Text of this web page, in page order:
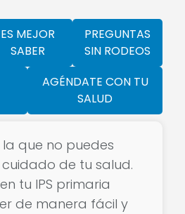
ES MEJOR
SABER
PREGUNTAS
SIN RODEOS
AGÉNDATE CON TU
SALUD
que no puedes
de tu salud.
tu IPS primaria
de manera fácil y